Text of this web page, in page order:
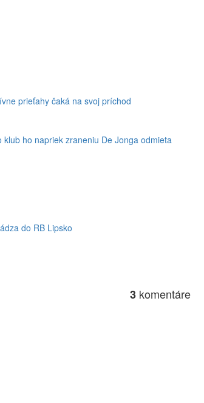
prieťahy čaká na svoj príchod
ho napriek zraneniu De Jonga odmieta
do RB Lipsko
3 komentáre